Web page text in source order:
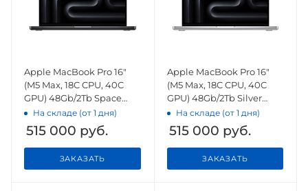
Apple MacBook Pro 16"
(M5 Max, 18C CPU, 40C
GPU) 48Gb/2Tb Space
Black (MGEE4)
На складе (от 1 дня)
515 000 руб.
ЗАКАЗАТЬ
Apple MacBook Pro 16"
(M5 Max, 18C CPU, 40C
GPU) 48Gb/2Tb Silver
(MGE94)
На складе (от 1 дня)
515 000 руб.
ЗАКАЗАТЬ